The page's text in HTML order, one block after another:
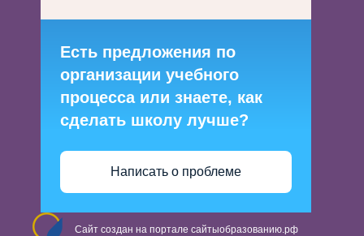
Есть предложения по
организации учебного
процесса или знаете, как
сделать школу лучше?
Написать о проблеме
Сайт создан на портале сайтыобразованию.рф